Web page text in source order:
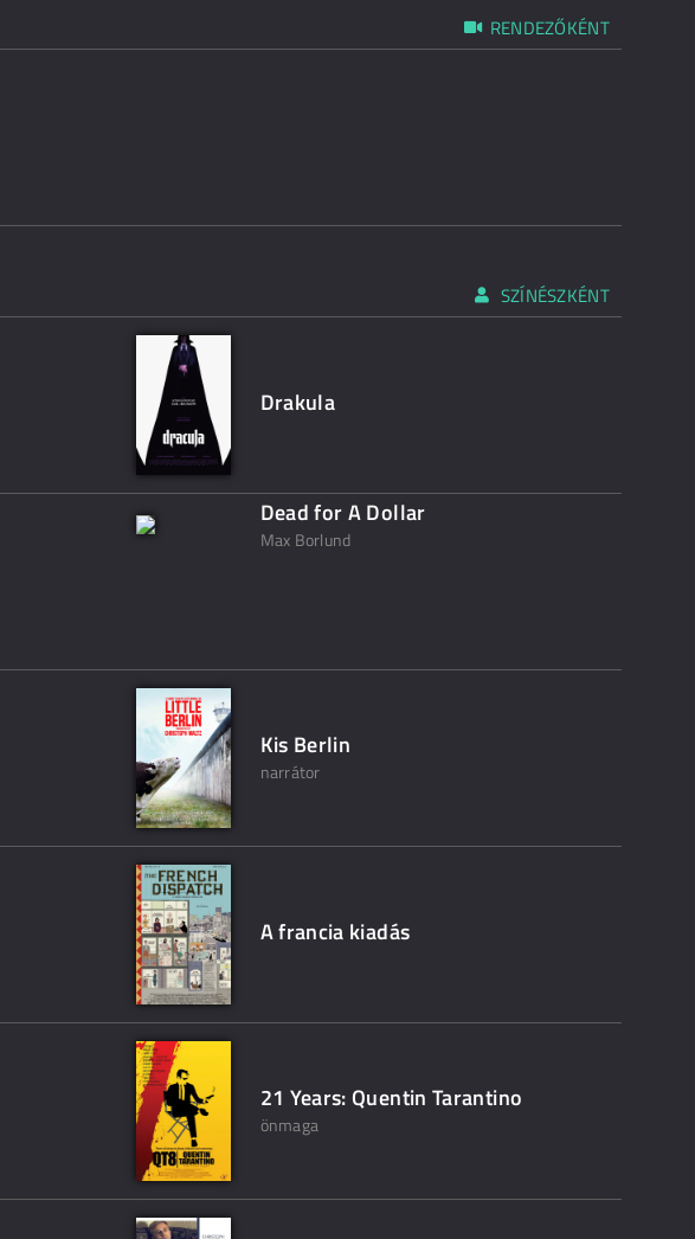
RENDEZŐKÉNT
SZÍNÉSZKÉNT
Drakula
Dead for A Dollar
Max Borlund
Kis Berlin
narrátor
A francia kiadás
21 Years: Quentin Tarantino
önmaga